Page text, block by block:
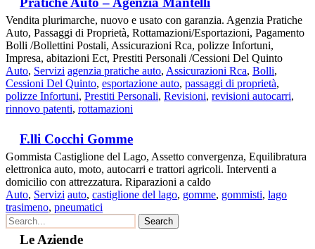
Vendita plurimarche, nuovo e usato con garanzia. Agenzia Pratiche
Auto, Passaggi di Proprietà, Rottamazioni/Esportazioni, Pagamento
Bolli /Bollettini Postali, Assicurazioni Rca, polizze Infortuni,
Impresa, abitazioni Ect, Prestiti Personali /Cessioni Del Quinto
Auto, Servizi agenzia pratiche auto, Assicurazioni Rca, Bolli,
Cessioni Del Quinto, esportazione auto, passaggi di proprietà,
polizze Infortuni, Prestiti Personali, Revisioni, revisioni autocarri,
rinnovo patenti, rottamazioni
F.lli Cocchi Gomme
Gommista Castiglione del Lago, Assetto convergenza, Equilibratura
elettronica auto, moto, autocarri e trattori agricoli. Interventi a
domicilio con attrezzatura. Riparazioni a caldo
Auto, Servizi auto, castiglione del lago, gomme, gommisti, lago
trasimeno, pneumatici
Le Aziende